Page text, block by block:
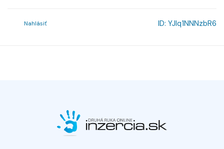
Nahlásiť ID: YJlq1NNNzbR6